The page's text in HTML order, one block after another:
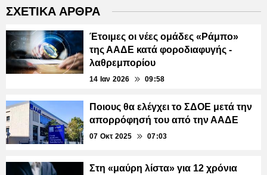
ΣΧΕΤΙΚΑ ΑΡΘΡΑ
Έτοιμες οι νέες ομάδες «Ράμπο»
της ΑΑΔΕ κατά φοροδιαφυγής -
λαθρεμπορίου
14 Ιαν 2026 09:58
Ποιους θα ελέγχει το ΣΔΟΕ μετά την
απορρόφησή του από την ΑΑΔΕ
07 Οκτ 2025 07:03
Στη «μαύρη λίστα» για 12 χρόνια